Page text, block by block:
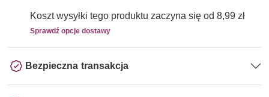
Koszt wysyłki tego produktu zaczyna się od 8,99 zł
Sprawdź opcje dostawy
Bezpieczna transakcja